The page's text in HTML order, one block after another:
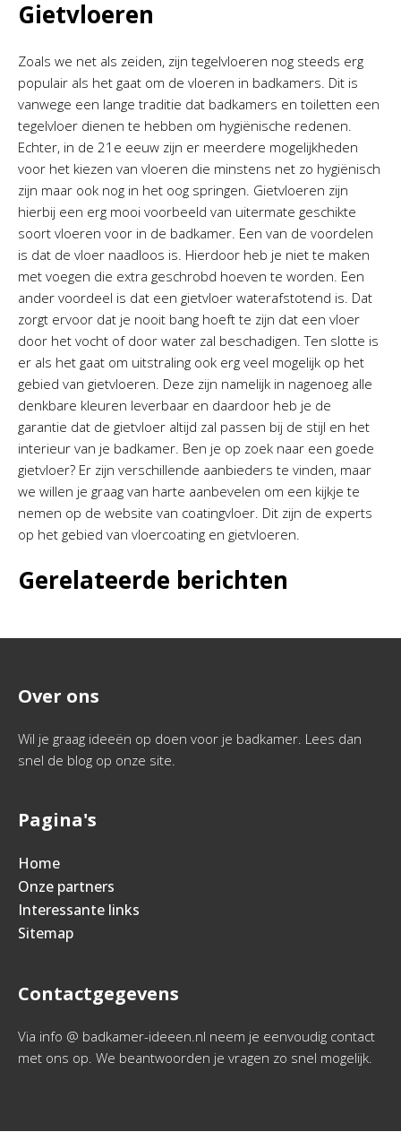
Gietvloeren
Zoals we net als zeiden, zijn tegelvloeren nog steeds erg
populair als het gaat om de vloeren in badkamers. Dit is
vanwege een lange traditie dat badkamers en toiletten een
tegelvloer dienen te hebben om hygiënische redenen.
Echter, in de 21e eeuw zijn er meerdere mogelijkheden
voor het kiezen van vloeren die minstens net zo hygiënisch
zijn maar ook nog in het oog springen. Gietvloeren zijn
hierbij een erg mooi voorbeeld van uitermate geschikte
soort vloeren voor in de badkamer. Een van de voordelen
is dat de vloer naadloos is. Hierdoor heb je niet te maken
met voegen die extra geschrobd hoeven te worden. Een
ander voordeel is dat een gietvloer waterafstotend is. Dat
zorgt ervoor dat je nooit bang hoeft te zijn dat een vloer
door het vocht of door water zal beschadigen. Ten slotte is
er als het gaat om uitstraling ook erg veel mogelijk op het
gebied van gietvloeren. Deze zijn namelijk in nagenoeg alle
denkbare kleuren leverbaar en daardoor heb je de
garantie dat de gietvloer altijd zal passen bij de stijl en het
interieur van je badkamer. Ben je op zoek naar een goede
gietvloer? Er zijn verschillende aanbieders te vinden, maar
we willen je graag van harte aanbevelen om een kijkje te
nemen op de website van coatingvloer. Dit zijn de experts
op het gebied van vloercoating en gietvloeren.
Gerelateerde berichten
Over ons
Wil je graag ideeën op doen voor je badkamer. Lees dan
snel de blog op onze site.
Pagina's
Home
Onze partners
Interessante links
Sitemap
Contactgegevens
Via info @ badkamer-ideeen.nl neem je eenvoudig contact
met ons op. We beantwoorden je vragen zo snel mogelijk.